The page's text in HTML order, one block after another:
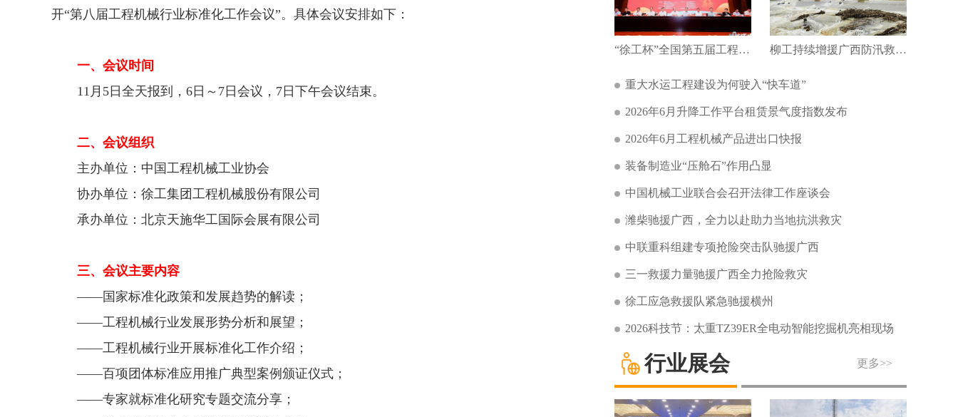
开“第八届工程机械行业标准化工作会议”。具体会议安排如下：
一、会议时间
11月5日全天报到，6日～7日会议，7日下午会议结束。
二、会议组织
主办单位：中国工程机械工业协会
协办单位：徐工集团工程机械股份有限公司
承办单位：北京天施华工国际会展有限公司
三、会议主要内容
——国家标准化政策和发展趋势的解读；
——工程机械行业发展形势分析和展望；
——工程机械行业开展标准化工作介绍；
——百项团体标准应用推广典型案例颁证仪式；
——专家就标准化研究专题交流分享；
“徐工杯”全国第五届工程机械维修工职业技能竞赛暨“一带一路”机械行业技能大赛圆满落幕 柳工持续增援广西防汛救灾及灾后重建
重大水运工程建设为何驶入“快车道”
2026年6月升降工作平台租赁景气度指数发布
2026年6月工程机械产品进出口快报
装备制造业“压舱石”作用凸显
中国机械工业联合会召开法律工作座谈会
潍柴驰援广西，全力以赴助力当地抗洪救灾
中联重科组建专项抢险突击队驰援广西
三一救援力量驰援广西全力抢险救灾
徐工应急救援队紧急驰援横州
2026科技节：太重TZ39ER全电动智能挖掘机亮相现场
行业展会 更多>>